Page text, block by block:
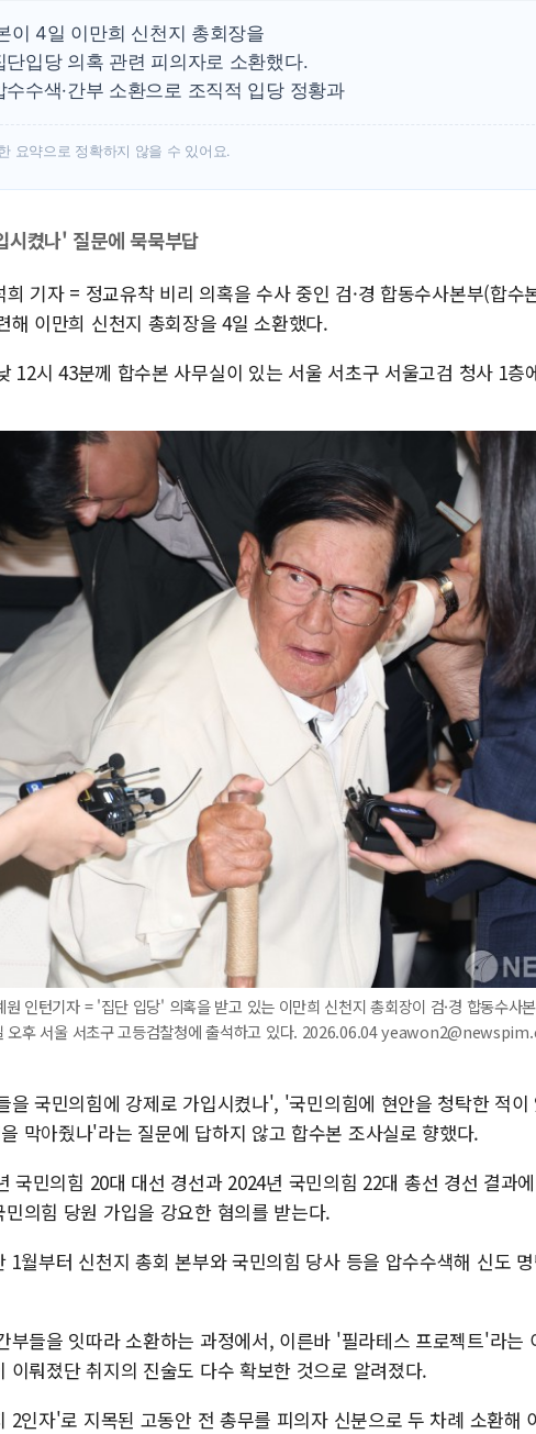
이 4일 이만희 신천지 총회장을
단입당 의혹 관련 피의자로 소환했다.
수수색·간부 소환으로 조직적 입당 정황과
요약으로 정확하지 않을 수 있어요.
시켰나' 질문에 묵묵부답
기자 = 정교유착 비리 의혹을 수사 중인 검·경 합동수사본부(합수
해 이만희 신천지 총회장을 4일 소환했다.
12시 43분께 합수본 사무실이 있는 서울 서초구 서울고검 청사 1층
인턴기자 = '집단 입당' 의혹을 받고 있는 이만희 신천지 총회장이 검·경 합동수사
오후 서울 서초구 고등검찰청에 출석하고 있다. 2026.06.04
을 국민의힘에 강제로 가입시켰나', '국민의힘에 현안을 청탁한 적
막아줬나'라는 질문에 답하지 않고 합수본 조사실로 향했다.
국민의힘 20대 대선 경선과 2024년 국민의힘 22대 총선 경선 결과
의힘 당원 가입을 강요한 혐의를 받는다.
1월부터 신천지 총회 본부와 국민의힘 당사 등을 압수수색해 신도
부들을 잇따라 소환하는 과정에서, 이른바 '필라테스 프로젝트'라는
이뤄졌단 취지의 진술도 다수 확보한 것으로 알려졌다.
2인자'로 지목된 고동안 전 총무를 피의자 신분으로 두 차례 소환해